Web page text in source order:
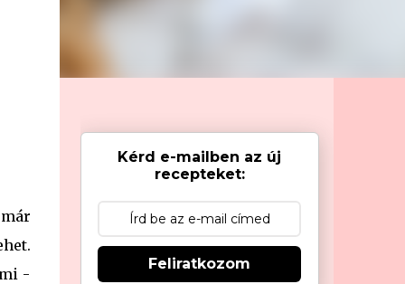
-
Kérd e-mailben az új
recepteket:
Feliratkozom